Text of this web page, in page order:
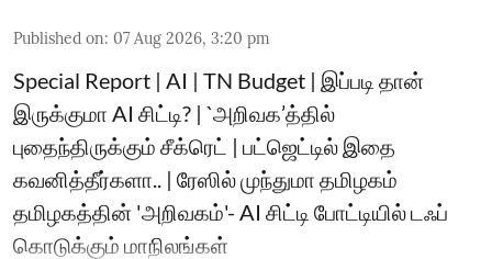
Published on: 07 Aug 2026, 3:20 pm
Special Report | AI | TN Budget | இப்படி தான்
இருக்குமா AI சிட்டி? | `அறிவக’த்தில்
புதைந்திருக்கும் சீக்ரெட் | பட்ஜெட்டில் இதை
கவனித்தீர்களா.. | ரேஸில் முந்துமா தமிழகம்
தமிழகத்தின் 'அறிவகம்'- AI சிட்டி போட்டியில் டஃப்
கொடுக்கும் மாநிலங்கள்